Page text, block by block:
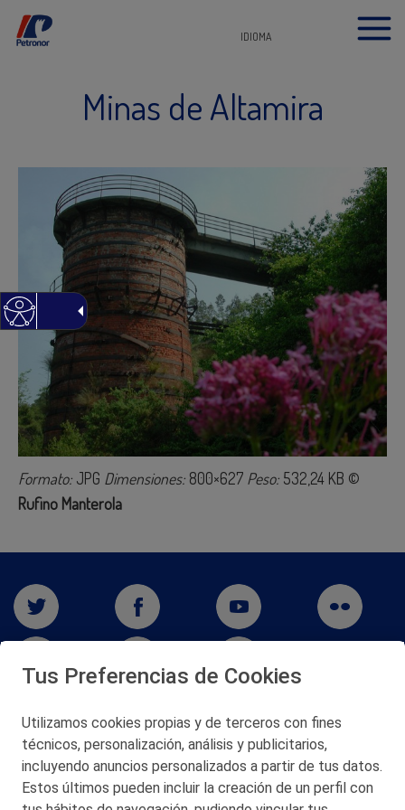
IDIOMA
Minas de Altamira
Formato: JPG Dimensiones: 800×627 Peso: 532,24 KB ©
Rufino Manterola
San Martín 5-Edificio Muñatones,
48550 Muskiz (Bizkaia)
Telf. 946 357 000
© 2026 Petronor S.A.
Tus Preferencias de Cookies
Utilizamos cookies propias y de terceros con fines
técnicos, personalización, análisis y publicitarios,
incluyendo anuncios personalizados a partir de tus datos.
Estos últimos pueden incluir la creación de un perfil con